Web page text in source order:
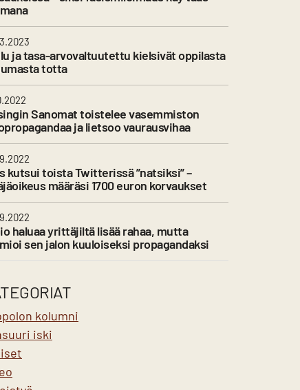
ja tasa-arvovaltuutettu kielsivät oppilasta
totta
Sanomat toistelee vasemmiston
ja lietsoo vaurausvihaa
kutsui toista Twitterissä ”natsiksi” –
määräsi 1700 euron korvaukset
haluaa yrittäjiltä lisää rahaa, mutta
sen jalon kuuloiseksi propagandaksi
kolumni
iski